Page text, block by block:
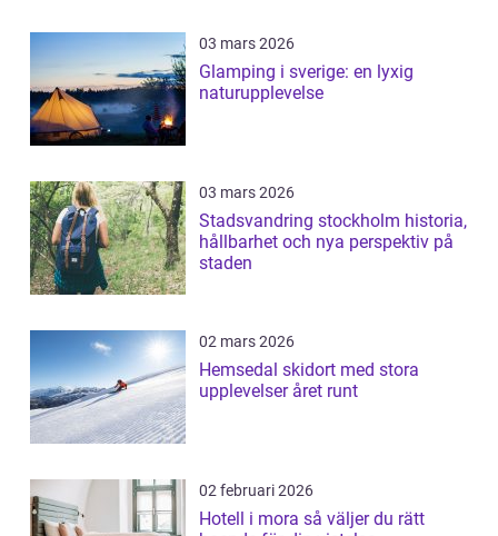
03 mars 2026
Glamping i sverige: en lyxig
naturupplevelse
03 mars 2026
Stadsvandring stockholm historia,
hållbarhet och nya perspektiv på
staden
02 mars 2026
Hemsedal skidort med stora
upplevelser året runt
02 februari 2026
Hotell i mora så väljer du rätt